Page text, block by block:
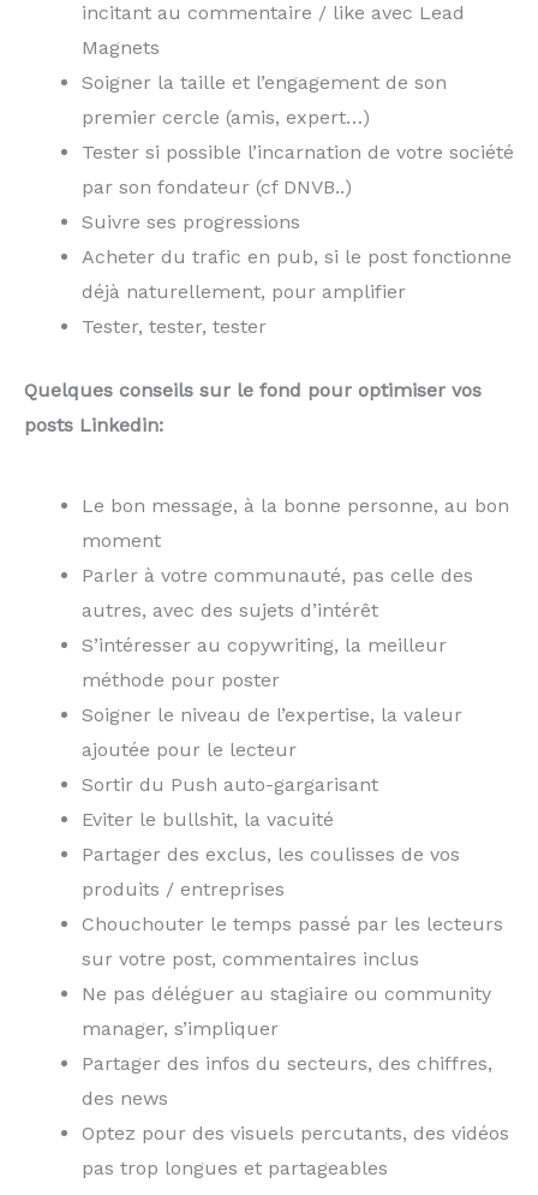
incitant au commentaire / like avec Lead
Magnets
Soigner la taille et l’engagement de son
premier cercle (amis, expert…)
Tester si possible l’incarnation de votre société
par son fondateur (cf DNVB..)
Suivre ses progressions
Acheter du trafic en pub, si le post fonctionne
déjà naturellement, pour amplifier
Tester, tester, tester
Quelques conseils sur le fond pour optimiser vos
posts Linkedin:
Le bon message, à la bonne personne, au bon
moment
Parler à votre communauté, pas celle des
autres, avec des sujets d’intérêt
S’intéresser au copywriting, la meilleur
méthode pour poster
Soigner le niveau de l’expertise, la valeur
ajoutée pour le lecteur
Sortir du Push auto-gargarisant
Eviter le bullshit, la vacuité
Partager des exclus, les coulisses de vos
produits / entreprises
Chouchouter le temps passé par les lecteurs
sur votre post, commentaires inclus
Ne pas déléguer au stagiaire ou community
manager, s’impliquer
Partager des infos du secteurs, des chiffres,
des news
Optez pour des visuels percutants, des vidéos
pas trop longues et partageables